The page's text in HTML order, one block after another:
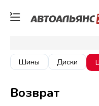
Шины Диски
Возврат